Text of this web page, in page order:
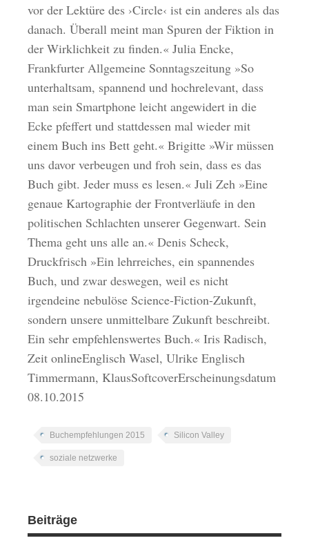
vor der Lektüre des ›Circle‹ ist ein anderes als das
danach. Überall meint man Spuren der Fiktion in
der Wirklichkeit zu finden.« Julia Encke,
Frankfurter Allgemeine Sonntagszeitung »So
unterhaltsam, spannend und hochrelevant, dass
man sein Smartphone leicht angewidert in die
Ecke pfeffert und stattdessen mal wieder mit
einem Buch ins Bett geht.« Brigitte »Wir müssen
uns davor verbeugen und froh sein, dass es das
Buch gibt. Jeder muss es lesen.« Juli Zeh »Eine
genaue Kartographie der Frontverläufe in den
politischen Schlachten unserer Gegenwart. Sein
Thema geht uns alle an.« Denis Scheck,
Druckfrisch »Ein lehrreiches, ein spannendes
Buch, und zwar deswegen, weil es nicht
irgendeine nebulöse Science-Fiction-Zukunft,
sondern unsere unmittelbare Zukunft beschreibt.
Ein sehr empfehlenswertes Buch.« Iris Radisch,
Zeit onlineEnglisch Wasel, Ulrike Englisch
Timmermann, KlausSoftcoverErscheinungsdatum
08.10.2015
Buchempfehlungen 2015 Silicon Valley
soziale netzwerke
Beiträge